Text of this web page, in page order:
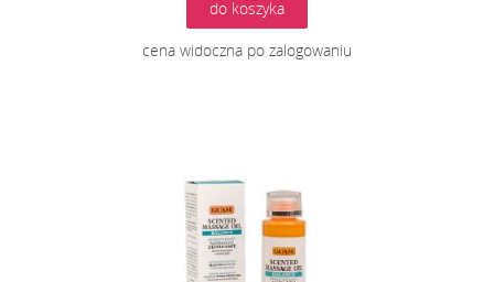
do koszyka
cena widoczna po zalogowaniu